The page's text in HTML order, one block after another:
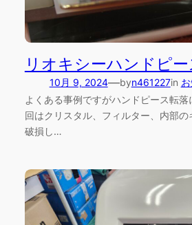
リオキシーハンドピ
10月 9, 2024—byn461227in
よくある事例ですがハンドピース転
回はクリスタル、フィルター、内部
破損し…